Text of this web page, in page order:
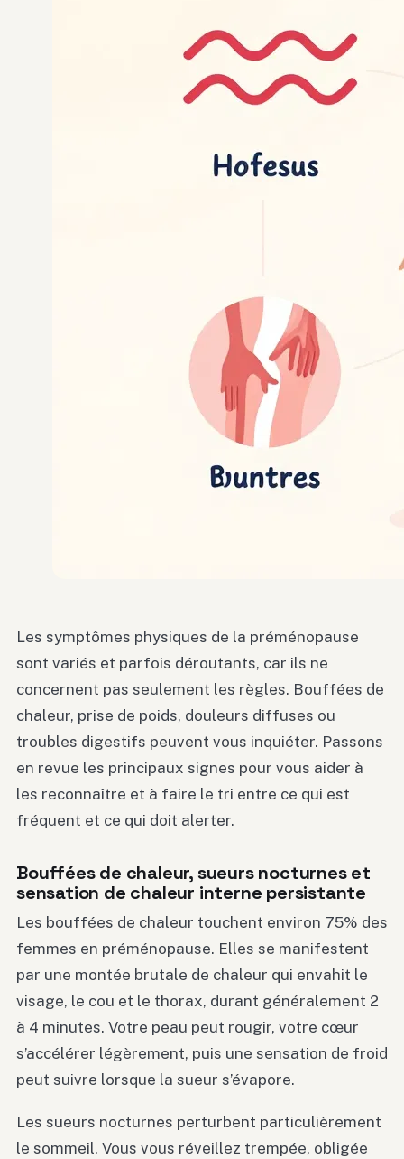
Les symptômes physiques de la préménopause
sont variés et parfois déroutants, car ils ne
concernent pas seulement les règles. Bouffées de
chaleur, prise de poids, douleurs diffuses ou
troubles digestifs peuvent vous inquiéter. Passons
en revue les principaux signes pour vous aider à
les reconnaître et à faire le tri entre ce qui est
fréquent et ce qui doit alerter.
Bouffées de chaleur, sueurs nocturnes et
sensation de chaleur interne persistante
Les bouffées de chaleur touchent environ 75% des
femmes en préménopause. Elles se manifestent
par une montée brutale de chaleur qui envahit le
visage, le cou et le thorax, durant généralement 2
à 4 minutes. Votre peau peut rougir, votre cœur
s’accélérer légèrement, puis une sensation de froid
peut suivre lorsque la sueur s’évapore.
Les sueurs nocturnes perturbent particulièrement
le sommeil. Vous vous réveillez trempée, obligée